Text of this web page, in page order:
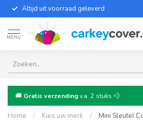
Altijd uit voorraad geleverd
MENU
🚚 Gratis verzendingv.a. 2 stuks 💨
Home / Kies uw merk / Mini Sleutel